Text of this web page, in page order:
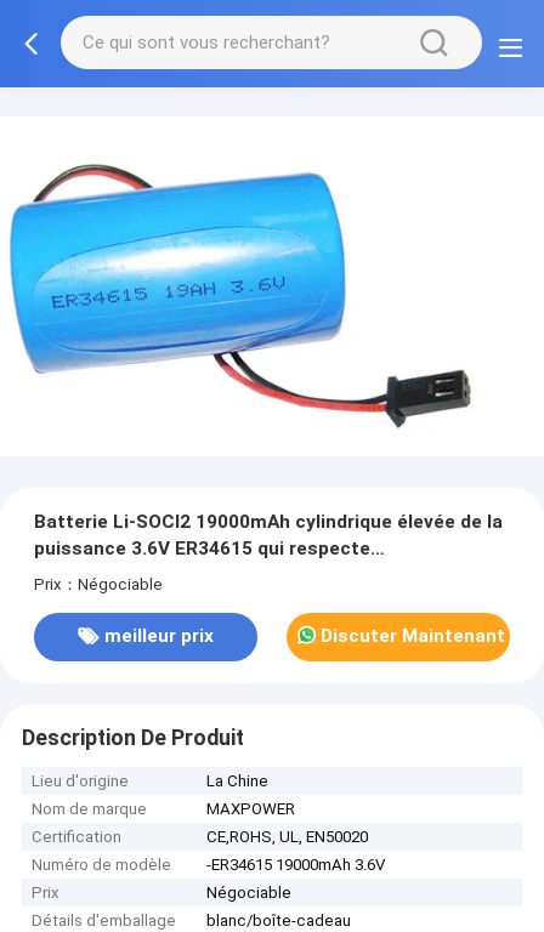
Batterie Li-SOCl2 19000mAh cylindrique élevée de la
puissance 3.6V ER34615 qui respecte
l'environnement
Prix：Négociable
meilleur prix Discuter Maintenant
Description De Produit
Lieu d'origine
La Chine
Nom de marque
MAXPOWER
Certification
CE,ROHS, UL, EN50020
Numéro de modèle
-ER34615 19000mAh 3.6V
Prix
Négociable
Détails d'emballage
blanc/boîte-cadeau